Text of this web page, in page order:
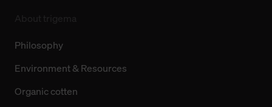
Philosophy
Environment & Resources
Organic cotten